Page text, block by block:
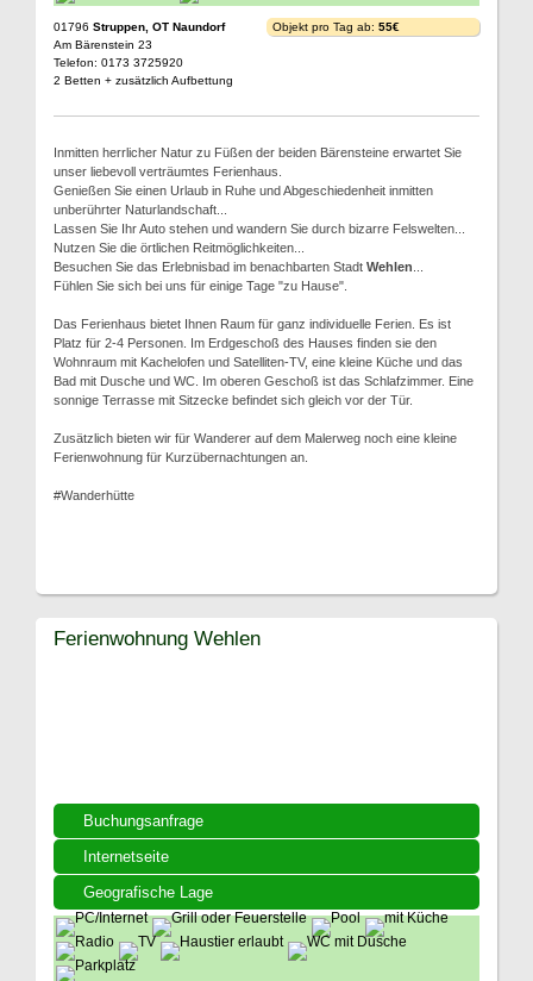
01796 Struppen, OT Naundorf
Am Bärenstein 23
Telefon: 0173 3725920
2 Betten + zusätzlich Aufbettung
Objekt pro Tag ab: 55€
Inmitten herrlicher Natur zu Füßen der beiden Bärensteine erwartet Sie
unser liebevoll verträumtes Ferienhaus.
Genießen Sie einen Urlaub in Ruhe und Abgeschiedenheit inmitten
unberührter Naturlandschaft...
Lassen Sie Ihr Auto stehen und wandern Sie durch bizarre Felswelten...
Nutzen Sie die örtlichen Reitmöglichkeiten...
Besuchen Sie das Erlebnisbad im benachbarten Stadt Wehlen
Fühlen Sie sich bei uns für einige Tage "zu Hause".
Das Ferienhaus bietet Ihnen Raum für ganz individuelle Ferien. Es ist
Platz für 2-4 Personen. Im Erdgeschoß des Hauses finden sie den
Wohnraum mit Kachelofen und Satelliten-TV, eine kleine Küche und das
Bad mit Dusche und WC. Im oberen Geschoß ist das Schlafzimmer. Eine
sonnige Terrasse mit Sitzecke befindet sich gleich vor der Tür.
Zusätzlich bieten wir für Wanderer auf dem Malerweg noch eine kleine
Ferienwohnung für Kurzübernachtungen an.
#Wanderhütte
Buchungsanfrage
Internetseite
Geografische Lage
Ferienwohnung Wehlen